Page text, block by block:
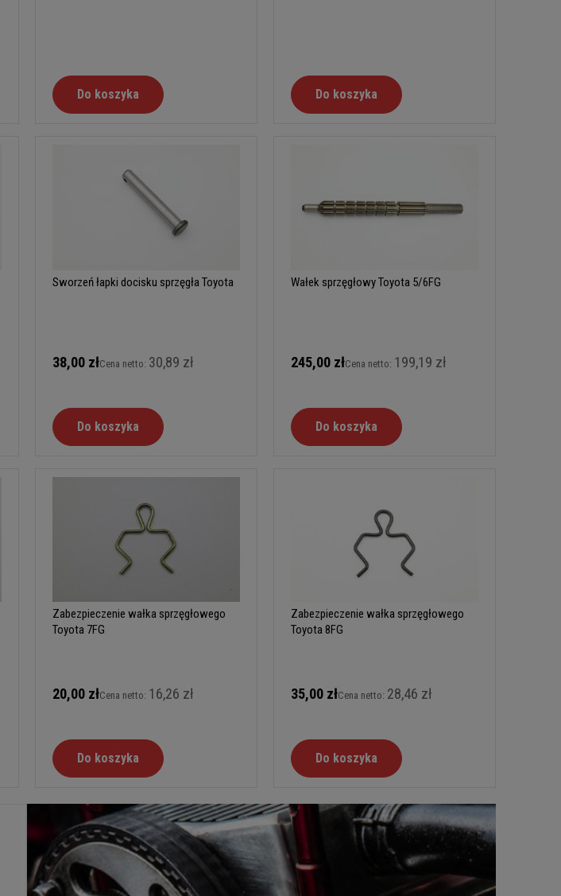
Do koszyka Do koszyka
Sworzeń łapki docisku sprzęgła Toyota
38,00 złCena netto: 30,89 zł
Do koszyka
Wałek sprzęgłowy Toyota 5/6FG
245,00 złCena netto: 199,19 zł
Do koszyka
Zabezpieczenie wałka sprzęgłowego
Toyota 7FG
20,00 złCena netto: 16,26 zł
Do koszyka
Zabezpieczenie wałka sprzęgłowego
Toyota 8FG
35,00 złCena netto: 28,46 zł
Do koszyka